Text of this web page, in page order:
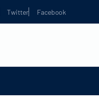
Facebook
Twitter